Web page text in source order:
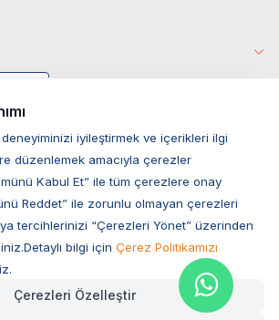
Sıkça Sorulan Sorular
iyileştirmek ve içerikleri ilgi
düzenlemek amacıyla çerezler
Kabul Et” ile tüm çerezlere onay
Reddet” ile zorunlu olmayan çerezleri
tercihlerinizi “Çerezleri Yönet” üzerinden
bilgi için Çerez Politikamızı
Çerezleri Özelleştir